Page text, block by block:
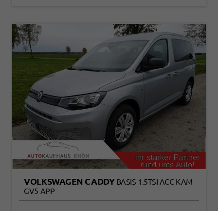
VOLKSWAGEN CADDY BASIS 1.5TSI ACC KAM
GV5 APP